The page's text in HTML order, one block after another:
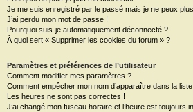
Je me suis enregistré par le passé mais je ne peux
J’ai perdu mon mot de passe !
Pourquoi suis-je automatiquement déconnecté ?
À quoi sert « Supprimer les cookies du forum » ?
Paramètres et préférences de l’utilisateur
Comment modifier mes paramètres ?
Comment empêcher mon nom d’apparaître dans la
Les heures ne sont pas correctes !
J’ai changé mon fuseau horaire et l’heure est toujours